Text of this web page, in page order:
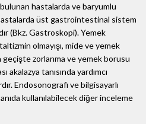
hastalarda ve baryumlu
üst gastrointestinal sistem
(Bkz. Gastroskopi). Yemek
olmayışı, mide ve yemek
geçişte zorlanma ve yemek borusu
akalazya tanısında yardımcı
Endosonografi ve bilgisayarlı
kullanılabilecek diğer inceleme